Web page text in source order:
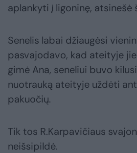
aplankyti į ligoninę, atsinešė
Senelis labai džiaugėsi
pasvajodavo, kad ateityje
gimė Ana, seneliui buvo
nuotrauką ateityje uždėti
pakuočių.
Tik tos R.Karpavičiaus
neišsipildė.